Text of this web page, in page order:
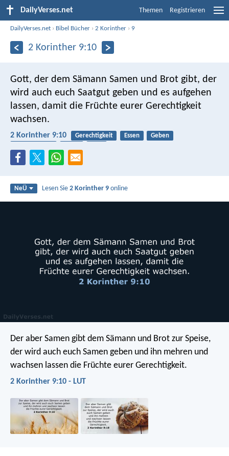
DailyVerses.net Themen Registrieren
DailyVerses.net › Bibel Bücher ›2 Korinther › 9
2 Korinther 9:10
Gott, der dem Sämann Samen und Brot gibt, der
wird auch euch Saatgut geben und es aufgehen
lassen, damit die Früchte eurer Gerechtigkeit
wachsen.
2 Korinther 9:10 Gerechtigkeit Essen
Geben
NeÜ Lesen Sie2 Korinther 9 online
Der aber Samen gibt dem Sämann und Brot zur Speise,
der wird auch euch Samen geben und ihn mehren und
wachsen lassen die Früchte eurer Gerechtigkeit.
2 Korinther 9:10 - LUT